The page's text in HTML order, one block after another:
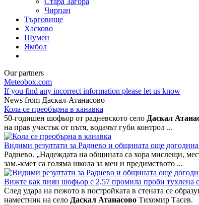
Чирпан
Търговище
Хасково
Шумен
Ямбол
Our partners
Meteobox.com
If you find any incorrect information please let us know
News from Даскал-Атанасово
Кола се преобърна в канавка
50-годишен шофьор от радневското село Даскал
на прав участък от пътя, водачът губи контрол ...
Видими резултати за Раднево и общината още
Раднево. „Надеждата на общината са хора мислещи,
зам.-кмет са голяма школа за мен и предимството ...
Вижте как пиян шофьор с 2,57 промила проби тухлена
След удара на пежото в постройката в стената се
наместник на село Даскал Атанасово Тихомир Тасев.